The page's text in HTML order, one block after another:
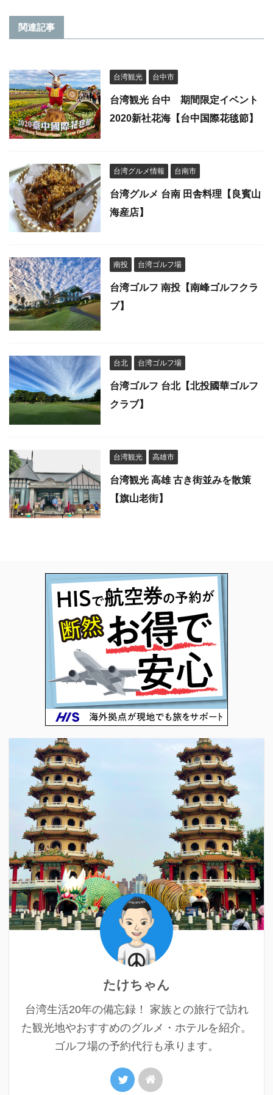
関連記事
台湾観光 台中市
台湾観光 台中 期間限定イベント
2020新社花海【台中国際花毯節】
台湾グルメ情報 台南市
台湾グルメ 台南 田舎料理【良賓山
海産店】
南投 台湾ゴルフ場
台湾ゴルフ 南投【南峰ゴルフクラ
ブ】
台北 台湾ゴルフ場
台湾ゴルフ 台北【北投國華ゴルフ
クラブ】
台湾観光 高雄市
台湾観光 高雄 古き街並みを散策
【旗山老街】
たけちゃん
台湾生活20年の備忘録！ 家族との旅行で訪れ
た観光地やおすすめのグルメ・ホテルを紹介。
ゴルフ場の予約代行も承ります。